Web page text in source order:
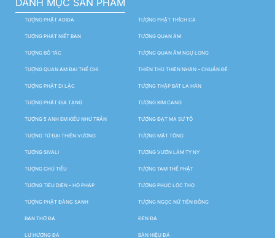
DANH MỤC SẢN PHẨM
TƯỢNG PHẬT ADIDA TƯỢNG PHẬT THÍCH CA
TƯỢNG PHẬT NIẾT BÀN TƯỢNG QUAN ÂM
TƯỢNG BỒ TÁC TƯỢNG QUAN ÂM NGỰ LONG
TƯỢNG QUAN ÂM ĐẠI THẾ CHÍ THIÊN THỦ THIÊN NHÃN – CHUẨN ĐỀ
TƯỢNG PHẬT DI LẶC TƯỢNG THẬP BÁT LA HÁN
TƯỢNG PHẬT ĐỊA TẠNG TƯỢNG KIM CANG
TƯỢNG 5 ANH EM KIỀU NHƯ TRẦN TƯỢNG ĐẠT MA SƯ TỔ
TƯỢNG TỨ ĐẠI THIÊN VƯƠNG TƯỢNG MẬT TÔNG
TƯỢNG SIVALI TƯỢNG VƯỜN LÂM TỲ NY
TƯỢNG CHÚ TIỂU TƯỢNG TAM THẾ PHẬT
TƯỢNG TIÊU DIỆN – HỘ PHÁP TƯỢNG PHÚC LỘC THỌ
TƯỢNG PHẬT ĐẢNG SANH TƯỢNG NGỌC NỮ TIÊN ĐỒNG
BÀN THỜ ĐÁ ĐÈN ĐÁ
LƯ HƯƠNG ĐÁ BẢN HIỆU ĐÁ